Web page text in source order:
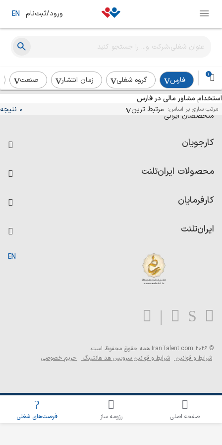
ورود/ثبت‌نام EN
1
فارس گروه شغلی زمان انتشار
صنعت
استخدام مشاور مالی در فارس
مرتب سازی بر اساس: مرتبط ترین 0 نتیجه
اطلاع‌رسانی شغلی را برای این جستجو فعال کنید
آگهی‌های استخدام و همکاری برای
متخصصان ایرانی
کارجویان
رزومه ساز
امتیاز شرکت‌ها
محصولات ایران‌تلنت
کاردیکس
کارفرمایان
ایران‌تلنت
بلاگ
EN
© 2026 IranTalent.com
همه حقوق محفوظ است.
شرایط و قوانین شرایط و قوانین سرویس هد هانتینگ حریم خصوصی
صفحه اصلی رزومه ساز فرصت‌های شغلی